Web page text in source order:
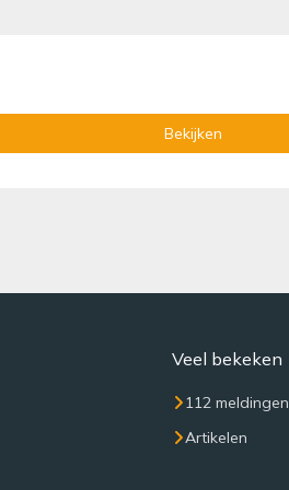
Bekijken
Veel bekeken
112 meldingen
Artikelen